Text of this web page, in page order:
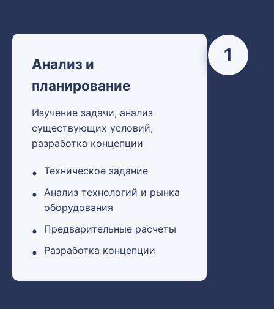
Анализ и
планирование
Изучение задачи, анализ
существующих условий,
разработка концепции
Техническое задание
Анализ технологий и рынка
оборудования
Предварительные расчеты
Разработка концепции
1